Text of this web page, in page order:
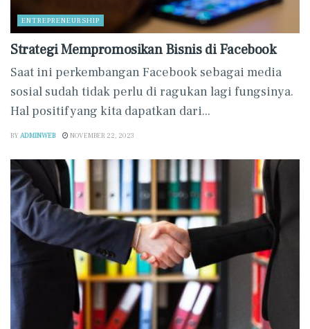
ENTREPRENEURSHIP
Strategi Mempromosikan Bisnis di Facebook
Saat ini perkembangan Facebook sebagai media
sosial sudah tidak perlu di ragukan lagi fungsinya.
Hal positif yang kita dapatkan dari...
BY ADMINWEB NOVEMBER 22, 2023